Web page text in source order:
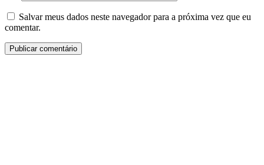
Salvar meus dados neste navegador para a próxima vez que eu
comentar.